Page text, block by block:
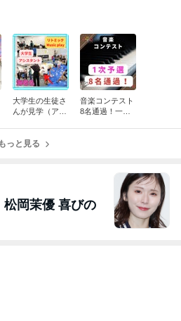
大学生の生徒さ
んが見学（アシ
音楽コンテスト
8名通過！一次
もっと見る
松岡茉優 喜びの